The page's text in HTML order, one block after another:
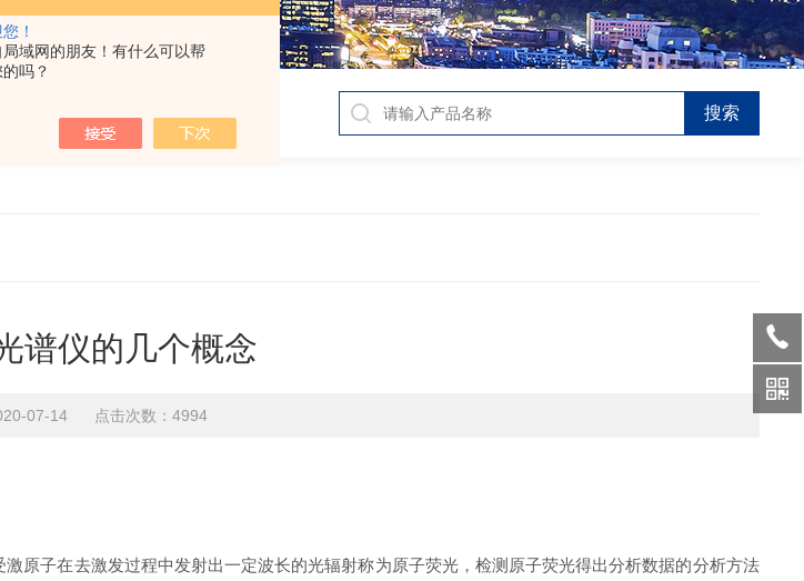
！
局域网的朋友！有什么可以帮
吗？
谱仪的几个概念
07-14 点击次数：4994
原子在去激发过程中发射出一定波长的光辐射称为原子荧光，检测原子荧光得出分析数据的分析方法